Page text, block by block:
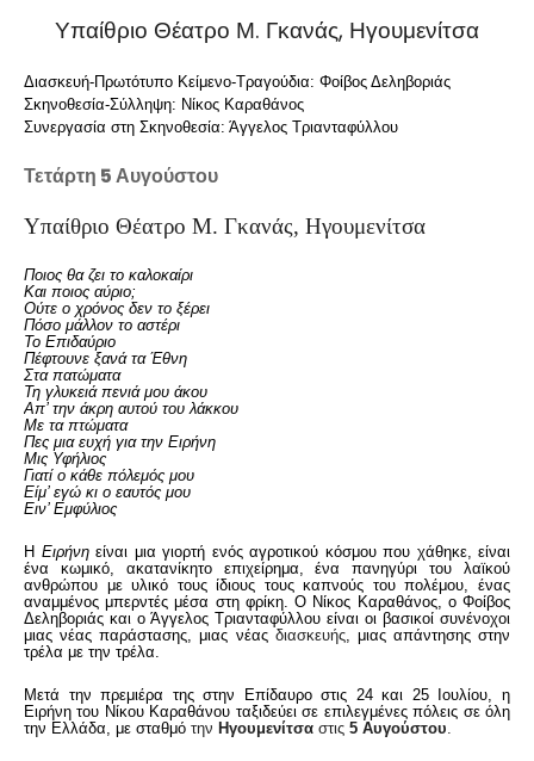
Υπαίθριο Θέατρο Μ. Γκανάς, Ηγουμενίτσα
Διασκευή-Πρωτότυπο Κείμενο-Τραγούδια: Φοίβος Δεληβοριάς
Σκηνοθεσία-Σύλληψη: Νίκος Καραθάνος
Συνεργασία στη Σκηνοθεσία: Άγγελος Τριανταφύλλου
Τετάρτη 5 Αυγούστου
Υπαίθριο Θέατρο Μ. Γκανάς, Ηγουμενίτσα
Ποιος θα ζει το καλοκαίρι
Και ποιος αύριο;
Ούτε ο χρόνος δεν το ξέρει
Πόσο μάλλον το αστέρι
Το Επιδαύριο
Πέφτουνε ξανά τα Έθνη
Στα πατώματα
Τη γλυκειά πενιά μου άκου
Απ’ την άκρη αυτού του λάκκου
Με τα πτώματα
Πες μια ευχή για την Ειρήνη
Μις Υφήλιος
Γιατί ο κάθε πόλεμός μου
Είμ’ εγώ κι ο εαυτός μου
Ειν’ Εμφύλιος
H Ειρήνηείναι μια γιορτή ενός αγροτικού κόσμου που χάθηκε, είναι
ένα κωμικό, ακατανίκητο επιχείρημα, ένα πανηγύρι του λαϊκού
ανθρώπου με υλικό τους ίδιους τους καπνούς του πολέμου, ένας
αναμμένος μπερντές μέσα στη φρίκη. Ο Νίκος Καραθάνος, ο Φοίβος
Δεληβοριάς και ο Άγγελος Τριανταφύλλου είναι οι βασικοί συνένοχοι
μιας νέας παράστασης, μιας νέας διασκευής, μιας απάντησης στην
τρέλα με την τρέλα.
Μετά την πρεμιέρα της στην Επίδαυρο στις 24 και 25 Ιουλίου, η
Ειρήνη του Νίκου Καραθάνου ταξιδεύει σε επιλεγμένες πόλεις σε όλη
την Ελλάδα, με σταθμό την Ηγουμενίτσα στις 5 Αυγούστου.